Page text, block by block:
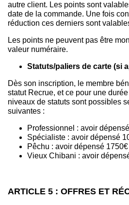
autre client. Les points sont
date de la commande. Une fois
réduction ces derniers sont
Les points ne peuvent pas être
valeur numéraire.
Statuts/paliers de carte (si
Dès son inscription, le membre
statut Recrue, et ce pour une
niveaux de statuts sont possibles
suivantes :
Professionnel : avoir
Spécialiste : avoir dépensé
Pêchu : avoir dépensé
Vieux Chibani : avoir
ARTICLE 5 : OFFRES ET